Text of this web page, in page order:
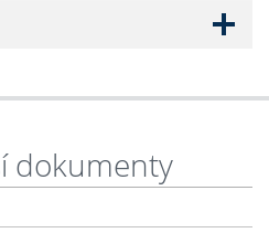
dokumenty